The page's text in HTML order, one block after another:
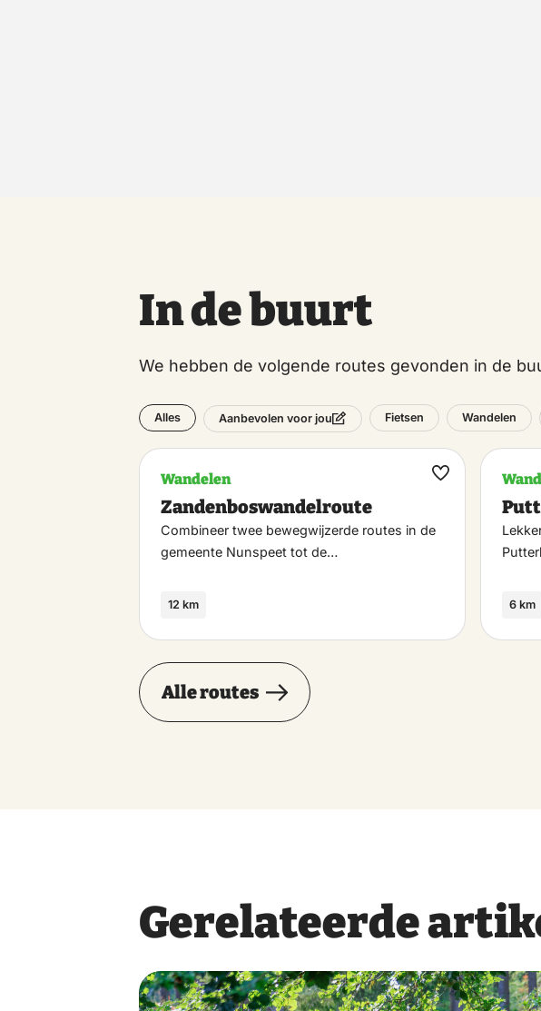
In de buurt
We hebben de volgende routes gevonden in de
Alles Aanbevolen voor jou Fietsen Wandelen
Wandelen
Zandenboswandelroute
Combineer twee bewegwijzerde routes in de
gemeente Nunspeet tot de…
12 km
Maak
6 km
Alle routes
Gerelateerde